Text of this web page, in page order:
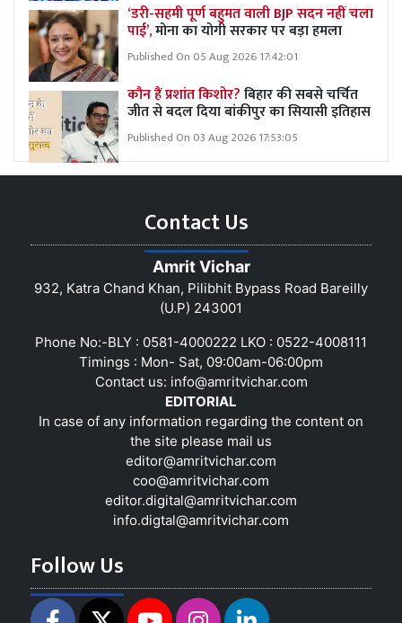
‘डरी-सहमी पूर्ण बहुमत वाली BJP सदन नहीं चला
पाई’,मोना का योगी सरकार पर बड़ा हमला
Published On 05 Aug 2026 17:42:01
कौन हैं प्रशांत किशोर?बिहार की सबसे चर्चित
जीत से बदल दिया बांकीपुर का सियासी इतिहास
Published On 03 Aug 2026 17:53:05
Contact Us
Amrit Vichar
932, Katra Chand Khan, Pilibhit Bypass Road Bareilly
(U.P) 243001
Phone No:-BLY : 0581-4000222 LKO : 0522-4008111
Timings : Mon- Sat, 09:00am-06:00pm
Contact us: info@amritvichar.com
EDITORIAL
In case of any information regarding the content on
the site please mail us
editor@amritvichar.com
coo@amritvichar.com
editor.digital@amritvichar.com
info.digtal@amritvichar.com
Follow Us